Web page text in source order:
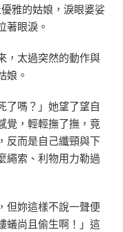
雅的姑娘，淚眼婆娑
著眼淚。
，太過突然的動作與
娘。
了嗎？」她望了望自
覺，輕輕撫了撫，竟
反而是自己纖頸與下
繩索、利物用力勒過
但妳這樣不說一聲便
蟻尚且偷生啊！」這